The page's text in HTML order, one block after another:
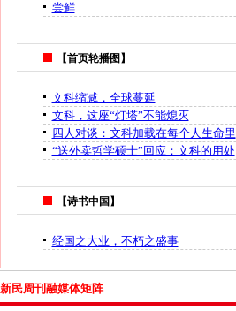
尝鲜
【首页轮播图】
文科缩减，全球蔓延
文科，这座“灯塔”不能熄灭
四人对谈：文科加载在每个人生命里
“送外卖哲学硕士”回应：文科的用处
【诗书中国】
经国之大业，不朽之盛事
新民周刊融媒体矩阵